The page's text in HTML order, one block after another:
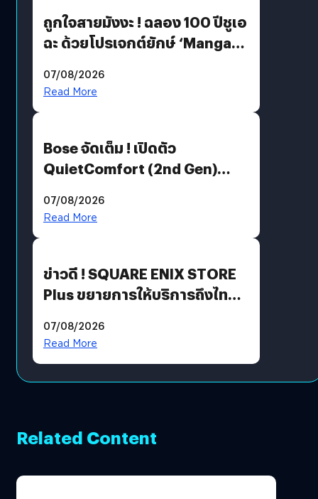
ถูกใจสายมังงะ ! ฉลอง 100 ปีชูเอ
ฉะ ด้วยโปรเจกต์ยักษ์ ‘Manga
มีภาษาไทยด้วย
07/08/2026
Read More
Bose จัดเต็ม ! เปิดตัว
QuietComfort (2nd Gen)
07/08/2026
Read More
ข่าวดี ! SQUARE ENIX STORE
Plus ขยายการให้บริการถึงไทย
โดยตรง
07/08/2026
Read More
Related Content